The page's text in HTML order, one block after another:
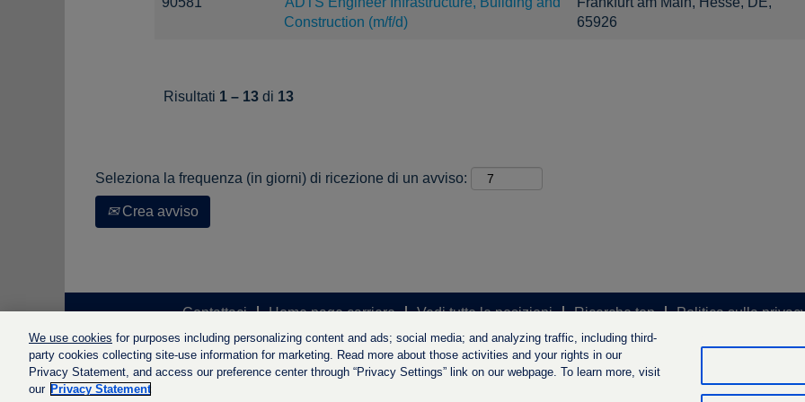
Construction (m/f/d)
65926
Risultati 1 – 13 di 13
Seleziona la frequenza (in giorni) di ricezione di un avviso:
Crea avviso
Contattaci Home page carriere Vedi tutte le posizioni Ricerche top Politica sulla
We use cookies for purposes including personalizing content and ads; social media; and analyzing traffic, including third-
party cookies collecting site-use information for marketing. Read more about those activities and your rights in our
Privacy Statement, and access our preference center through “Privacy Settings” link on our webpage. To learn more, visit
our Privacy Statement